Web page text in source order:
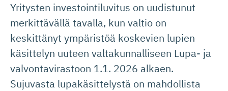
Yritysten investointiluvitus on uudistunut
merkittävällä tavalla, kun valtio on
keskittänyt ympäristöä koskevien lupien
käsittelyn uuteen valtakunnalliseen Lupa- ja
valvontavirastoon 1.1. 2026 alkaen.
Sujuvasta lupakäsittelystä on mahdollista